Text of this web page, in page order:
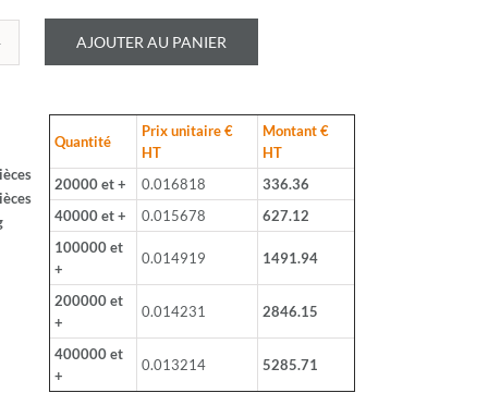
AJOUTER AU PANIER
Quantité
Prix unitaire €
HT
Montant €
HT
20000 et +
0.016818
336.36
40000 et +
0.015678
627.12
100000 et
+
0.014919 1491.94
200000 et
+
0.014231 2846.15
400000 et
+
0.013214 5285.71